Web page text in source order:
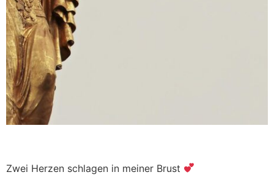
Zwei Herzen schlagen in meiner Brust